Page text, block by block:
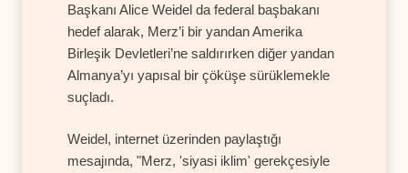
Başkanı Alice Weidel da federal başbakanı
hedef alarak, Merz’i bir yandan Amerika
Birleşik Devletleri’ne saldırırken diğer yandan
Almanya’yı yapısal bir çöküşe sürüklemekle
suçladı.
Weidel, internet üzerinden paylaştığı
mesajında, "Merz, 'siyasi iklim' gerekçesiyle